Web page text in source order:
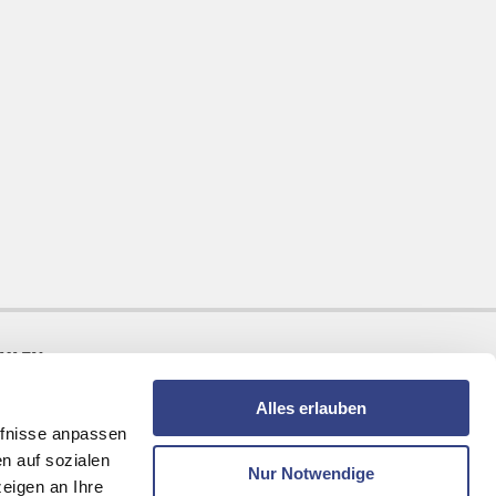
anpassen
auf sozialen
an Ihre
Alles erlauben
Nur Notwendige